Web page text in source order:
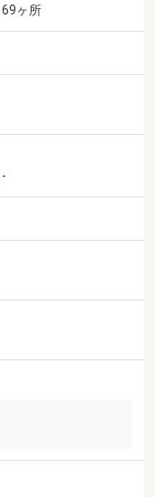
69ヶ所
-